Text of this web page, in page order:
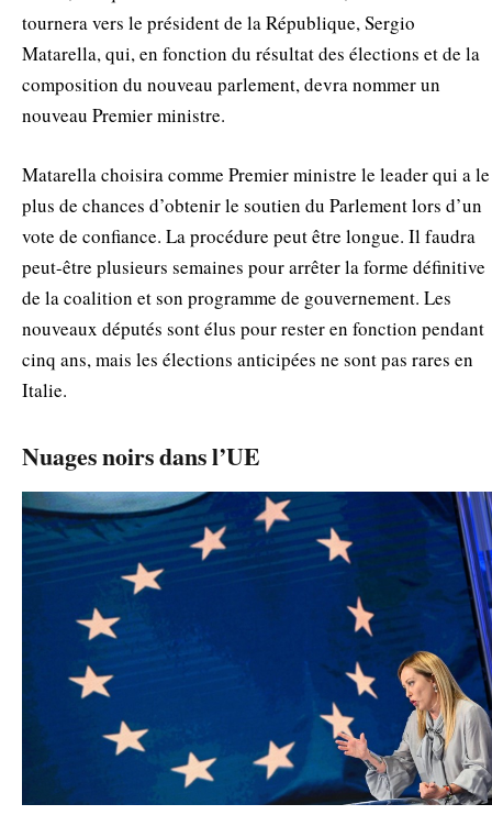
tournera vers le président de la République, Sergio
Matarella, qui, en fonction du résultat des élections et de la
composition du nouveau parlement, devra nommer un
nouveau Premier ministre.
Matarella choisira comme Premier ministre le leader qui a le
plus de chances d’obtenir le soutien du Parlement lors d’un
vote de confiance. La procédure peut être longue. Il faudra
peut-être plusieurs semaines pour arrêter la forme définitive
de la coalition et son programme de gouvernement. Les
nouveaux députés sont élus pour rester en fonction pendant
cinq ans, mais les élections anticipées ne sont pas rares en
Italie.
Nuages noirs dans l’UE